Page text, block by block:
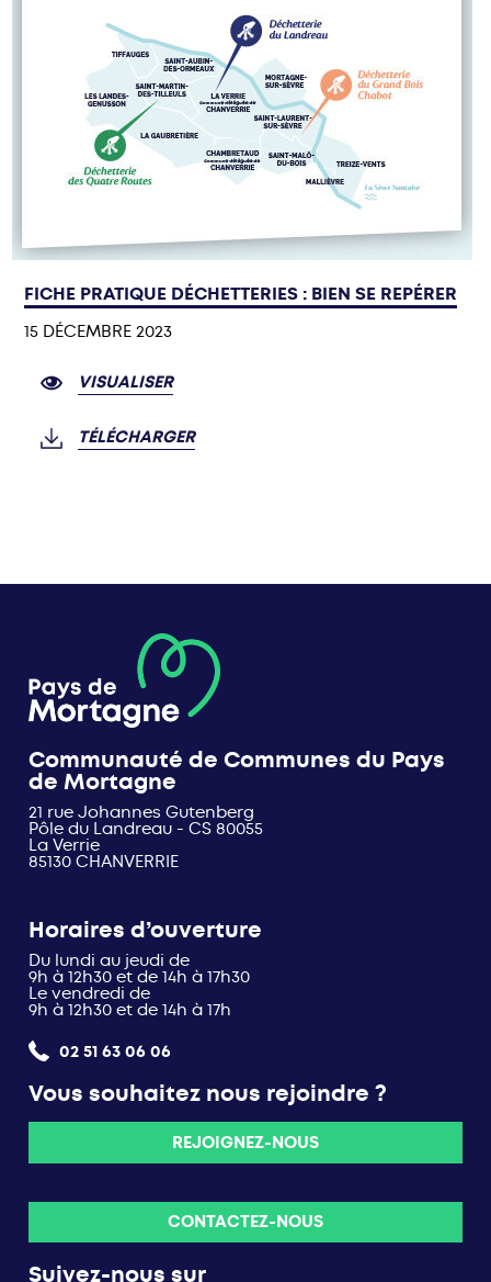
FICHE PRATIQUE DÉCHETTERIES : BIEN SE REPÉRER
15 DÉCEMBRE 2023
VISUALISER
TÉLÉCHARGER
Communauté de Communes du Pays
de Mortagne
21 rue Johannes Gutenberg
Pôle du Landreau - CS 80055
La Verrie
85130 CHANVERRIE
Horaires d’ouverture
Du lundi au jeudi de
9h à 12h30 et de 14h à 17h30
Le vendredi de
9h à 12h30 et de 14h à 17h
02 51 63 06 06
Vous souhaitez nous rejoindre ?
REJOIGNEZ-NOUS
CONTACTEZ-NOUS
Suivez-nous sur